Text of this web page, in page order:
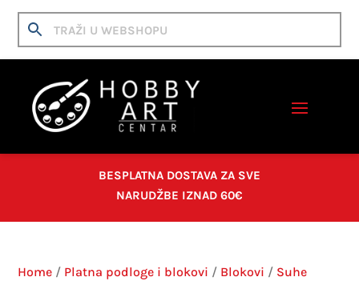
BESPLATNA DOSTAVA ZA SVE
NARUDŽBE IZNAD 60€
Home / Platna podloge i blokovi / Blokovi / Suhe